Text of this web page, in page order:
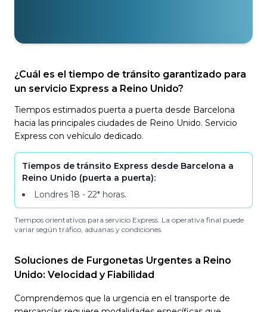
¿Cuál es el tiempo de tránsito garantizado para
un servicio Express a Reino Unido?
Tiempos estimados puerta a puerta desde Barcelona
hacia las principales ciudades de Reino Unido. Servicio
Express con vehículo dedicado.
Tiempos de tránsito Express desde Barcelona a
Reino Unido (puerta a puerta):
Londres 18 - 22* horas.
Tiempos orientativos para servicio Express. La operativa final puede
variar según tráfico, aduanas y condiciones.
Soluciones de Furgonetas Urgentes a Reino
Unido: Velocidad y Fiabilidad
Comprendemos que la urgencia en el transporte de